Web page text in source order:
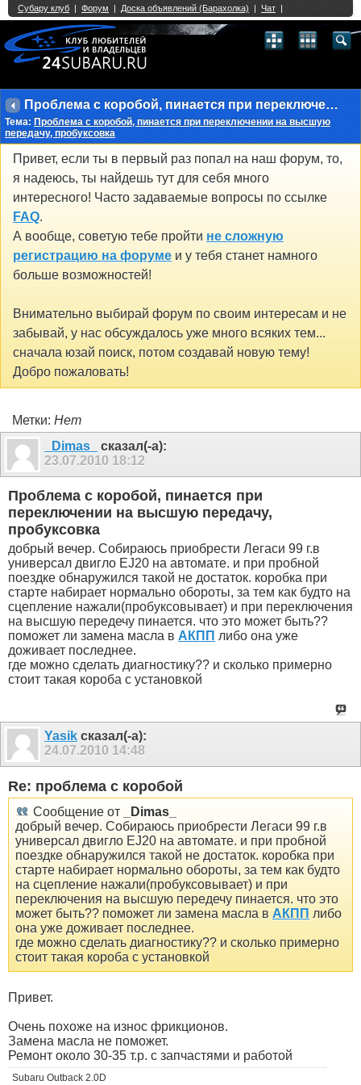
Проблема с коробой, пинается при переключении на высшую передачу, пробуксовка
Тема: Проблема с коробой, пинается при переключении на высшую
передачу, пробуксовка
Привет, если ты в первый раз попал на наш форум, то,
я надеюсь, ты найдешь тут для себя много
интересного! Часто задаваемые вопросы по ссылке
FAQ.
А вообще, советую тебе пройти не сложную
регистрацию на форуме и у тебя станет намного
больше возможностей!
Внимательно выбирай форум по своим интересам и не
забывай, у нас обсуждалось уже много всяких тем...
сначала юзай поиск, потом создавай новую тему!
Добро пожаловать!
Метки: Нет
_Dimas_
сказал(-а):
23.07.2010 18:12
Проблема с коробой, пинается при
переключении на высшую передачу,
пробуксовка
добрый вечер. Собираюсь приобрести Легаси 99 г.в
универсал двигло EJ20 на автомате. и при пробной
поездке обнаружился такой не достаток. коробка при
старте набирает нормально обороты, за тем как будто на
сцепление нажали(пробуксовывает) и при переключения
на высшую передечу пинается. что это может быть??
поможет ли замена масла в АКПП либо она уже
доживает последнее.
где можно сделать диагностику?? и сколько примерно
стоит такая короба с установкой
Yasik сказал(-а):
24.07.2010 14:48
Re: проблема с коробой
Сообщение от
_Dimas_
добрый вечер. Собираюсь приобрести Легаси 99 г.в
универсал двигло EJ20 на автомате. и при пробной
поездке обнаружился такой не достаток. коробка при
старте набирает нормально обороты, за тем как будто
на сцепление нажали(пробуксовывает) и при
переключения на высшую передечу пинается. что это
может быть?? поможет ли замена масла в АКПП либо
она уже доживает последнее.
где можно сделать диагностику?? и сколько примерно
стоит такая короба с установкой
Привет.
Очень похоже на износ фрикционов.
Замена масла не поможет.
Ремонт около 30-35 т.р. с запчастями и работой
Subaru Outback 2.0D
Single Sign On provided byvBSSO
2 3 4 5 6 7 8 9 10 11 12 13 14 15 16 17 18 21 22 23 24 25 26
27 28 29 30 31 32 33 40 41 42 43